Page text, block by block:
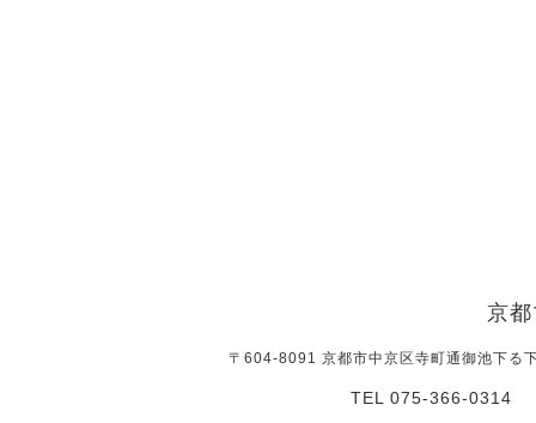
京
〒604-8091 京都市中京区寺町通御池下る
TEL 075-366-0314